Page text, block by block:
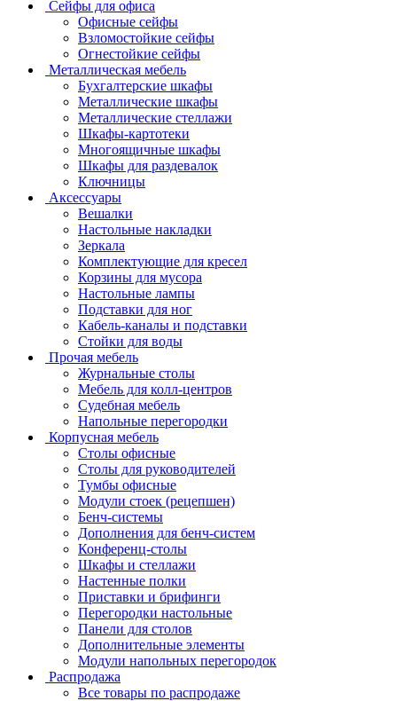
Сейфы для офиса
Офисные сейфы
Взломостойкие сейфы
Огнестойкие сейфы
Металлическая мебель
Бухгалтерские шкафы
Металлические шкафы
Металлические стеллажи
Шкафы-картотеки
Многоящичные шкафы
Шкафы для раздевалок
Ключницы
Аксессуары
Вешалки
Настольные накладки
Зеркала
Комплектующие для кресел
Корзины для мусора
Настольные лампы
Подставки для ног
Кабель-каналы и подставки
Стойки для воды
Прочая мебель
Журнальные столы
Мебель для колл-центров
Судебная мебель
Напольные перегородки
Корпусная мебель
Столы офисные
Столы для руководителей
Тумбы офисные
Модули стоек (рецепшен)
Бенч-системы
Дополнения для бенч-систем
Конференц-столы
Шкафы и стеллажи
Настенные полки
Приставки и брифинги
Перегородки настольные
Панели для столов
Дополнительные элементы
Модули напольных перегородок
Распродажа
Все товары по распродаже